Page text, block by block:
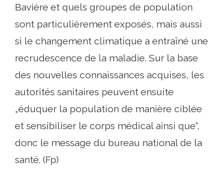
Bavière et quels groupes de population
sont particulièrement exposés, mais aussi
si le changement climatique a entraîné une
recrudescence de la maladie. Sur la base
des nouvelles connaissances acquises, les
autorités sanitaires peuvent ensuite
„éduquer la population de manière ciblée
et sensibiliser le corps médical ainsi que“,
donc le message du bureau national de la
santé. (Fp)